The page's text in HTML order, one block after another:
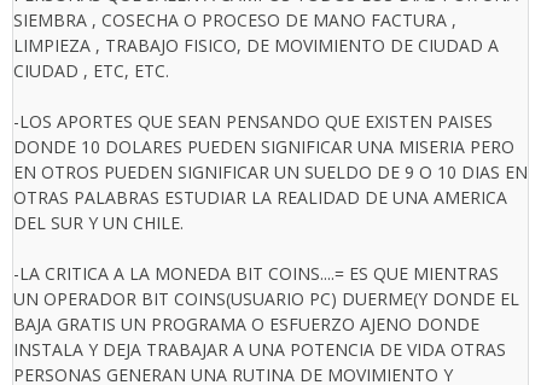
SIEMBRA , COSECHA O PROCESO DE MANO FACTURA ,
LIMPIEZA , TRABAJO FISICO, DE MOVIMIENTO DE CIUDAD A
CIUDAD , ETC, ETC.
-LOS APORTES QUE SEAN PENSANDO QUE EXISTEN PAISES
DONDE 10 DOLARES PUEDEN SIGNIFICAR UNA MISERIA PERO
EN OTROS PUEDEN SIGNIFICAR UN SUELDO DE 9 O 10 DIAS EN
OTRAS PALABRAS ESTUDIAR LA REALIDAD DE UNA AMERICA
DEL SUR Y UN CHILE.
-LA CRITICA A LA MONEDA BIT COINS....= ES QUE MIENTRAS
UN OPERADOR BIT COINS(USUARIO PC) DUERME(Y DONDE EL
BAJA GRATIS UN PROGRAMA O ESFUERZO AJENO DONDE
INSTALA Y DEJA TRABAJAR A UNA POTENCIA DE VIDA OTRAS
PERSONAS GENERAN UNA RUTINA DE MOVIMIENTO Y